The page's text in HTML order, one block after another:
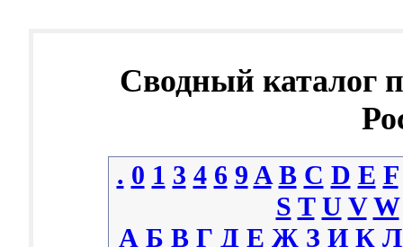
Сводный каталог
. 0 1 3 4 6 9 A B C D E F
S T U V W
А Б В Г Д Е Ж З И К Л